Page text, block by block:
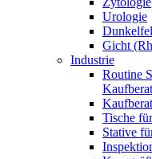
Urologie
Gicht
Industrie
Routine
Tische
Stative